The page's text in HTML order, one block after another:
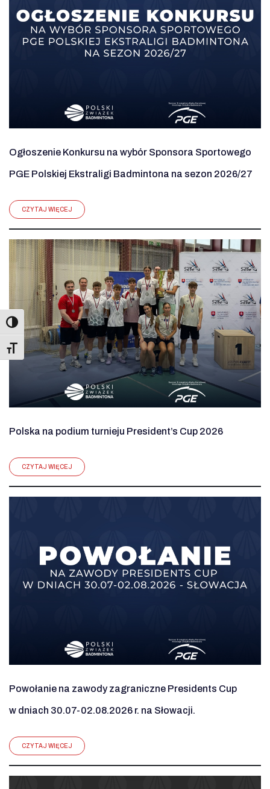
Toggle Font size
Ogłoszenie Konkursu na wybór Sponsora Sportowego
PGE Polskiej Ekstraligi Badmintona na sezon 2026/27
CZYTAJ WIĘCEJ
Polska na podium turnieju President’s Cup 2026
CZYTAJ WIĘCEJ
Powołanie na zawody zagraniczne Presidents Cup
w dniach 30.07-02.08.2026 r. na Słowacji.
CZYTAJ WIĘCEJ